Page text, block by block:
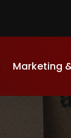
Marketing